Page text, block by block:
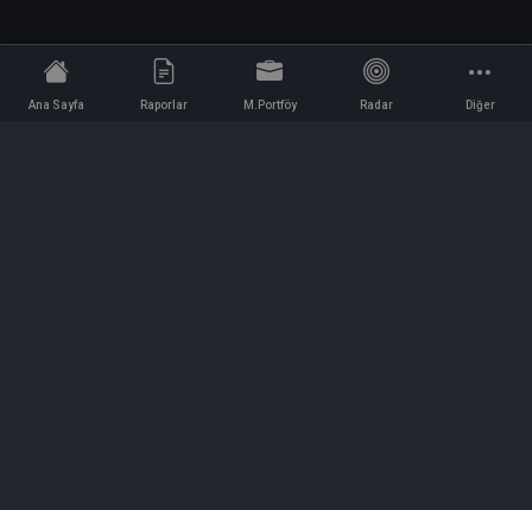
Ana Sayfa Raporlar M.Portföy Radar Diğer